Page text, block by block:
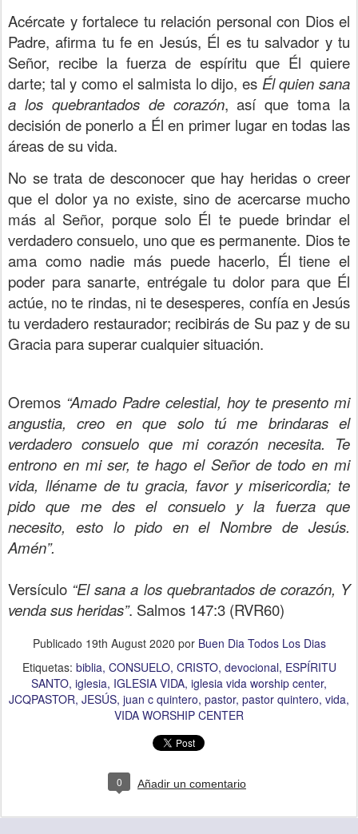
Acércate y fortalece tu relación personal con Dios el
Padre, afirma tu fe en Jesús, Él es tu salvador y tu
Señor, recibe la fuerza de espíritu que Él quiere
darte; tal y como el salmista lo dijo, es Él quien sana
a los quebrantados de corazón, así que toma la
decisión de ponerlo a Él en primer lugar en todas las
áreas de su vida.
No se trata de desconocer que hay heridas o creer
que el dolor ya no existe, sino de acercarse mucho
más al Señor, porque solo Él te puede brindar el
verdadero consuelo, uno que es permanente. Dios te
ama como nadie más puede hacerlo, Él tiene el
poder para sanarte, entrégale tu dolor para que Él
actúe, no te rindas, ni te desesperes, confía en Jesús
tu verdadero restaurador; recibirás de Su paz y de su
Gracia para superar cualquier situación.
Oremos “Amado Padre celestial, hoy te presento mi
angustia, creo en que solo tú me brindaras el
verdadero consuelo que mi corazón necesita. Te
entrono en mi ser, te hago el Señor de todo en mi
vida, lléname de tu gracia, favor y misericordia; te
pido que me des el consuelo y la fuerza que
necesito, esto lo pido en el Nombre de Jesús.
Amén”.
Versículo “El sana a los quebrantados de corazón, Y
venda sus heridas”. Salmos 147:3 (RVR60)
Publicado 19th August 2020 por Buen Dia Todos Los Dias
Etiquetas: biblia CONSUELO CRISTO devocional ESPÍRITU
SANTO iglesia IGLESIA VIDA iglesia vida worship center
JCQPASTOR JESÚS juan c quintero pastor pastor quintero vida
VIDA WORSHIP CENTER
0 Añadir un comentario